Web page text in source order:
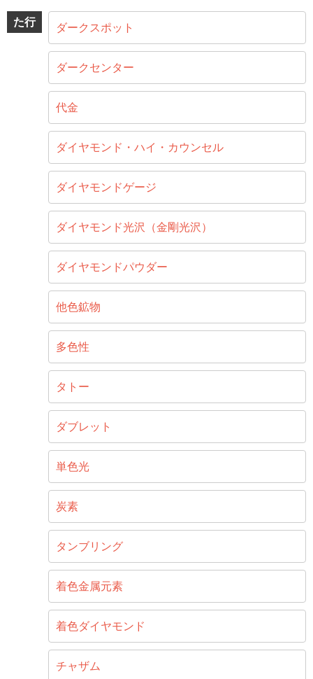
た行 ダークスポット
ダークセンター
代金
ダイヤモンド・ハイ・カウンセル
ダイヤモンドゲージ
ダイヤモンド光沢（金剛光沢）
ダイヤモンドパウダー
他色鉱物
多色性
タトー
ダブレット
単色光
炭素
タンブリング
着色金属元素
着色ダイヤモンド
チャザム